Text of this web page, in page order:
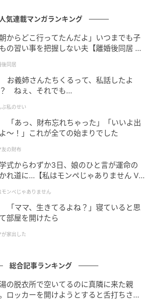
ゃLOG ）
次の話を読む
ラハラ彼氏とその友人に家を乗っ取られた友
の末路
人気連載マンガランキング
朝からどこ行ってたんだよ」いつまでも子
の習い事を把握しない夫【離婚後同居 Vo
後同居
お義姉さんたちくるって、私話したよ
ねぇ、それでも…
ぶ私のせい
「あっ、財布忘れちゃった」「いいよ出
〜！」これが全ての始まりでした
友の財布
式からわずか3日、娘のひと言が運命の
れ道に…【私はモンペじゃありません Vo
モンペじゃありません
「ママ、生きてるよね？」寝ていると思
部屋を開けたら
が家出した
総合記事ランキング
の脱衣所で空いてるのに真隣に来た親
ロッカーを開けようとすると舌打ちさ